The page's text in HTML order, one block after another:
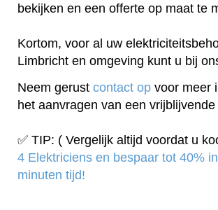
bekijken en een offerte op maat te
Kortom, voor al uw
Limbricht en omgeving kunt u bij
Neem gerust contact op voor meer
het aanvragen van een
✅ TIP: ( Vergelijk altijd voordat u
4 Elektriciens en bespaar tot 40%
minuten tijd!